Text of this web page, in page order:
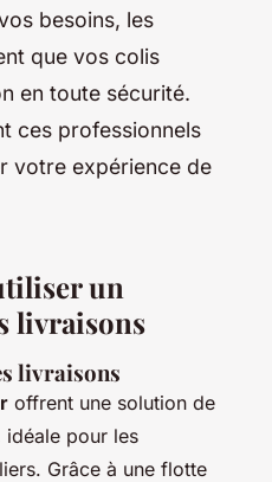
besoins, les
que vos colis
en toute sécurité.
ces professionnels
votre expérience de
un
livraisons
livraisons
offrent une solution de
pour les
Grâce à une flotte